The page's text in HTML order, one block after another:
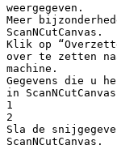
weergegeven.
Meer
ScanNCutCanvas.
Klik op
over te zetten
machine.
Gegevens die u
in ScanNCutCanvas
1
2
Sla de
ScanNCutCanvas.